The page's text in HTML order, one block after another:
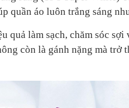
quần áo luôn trắng sáng
quả làm sạch, chăm sóc
còn là gánh nặng mà trở